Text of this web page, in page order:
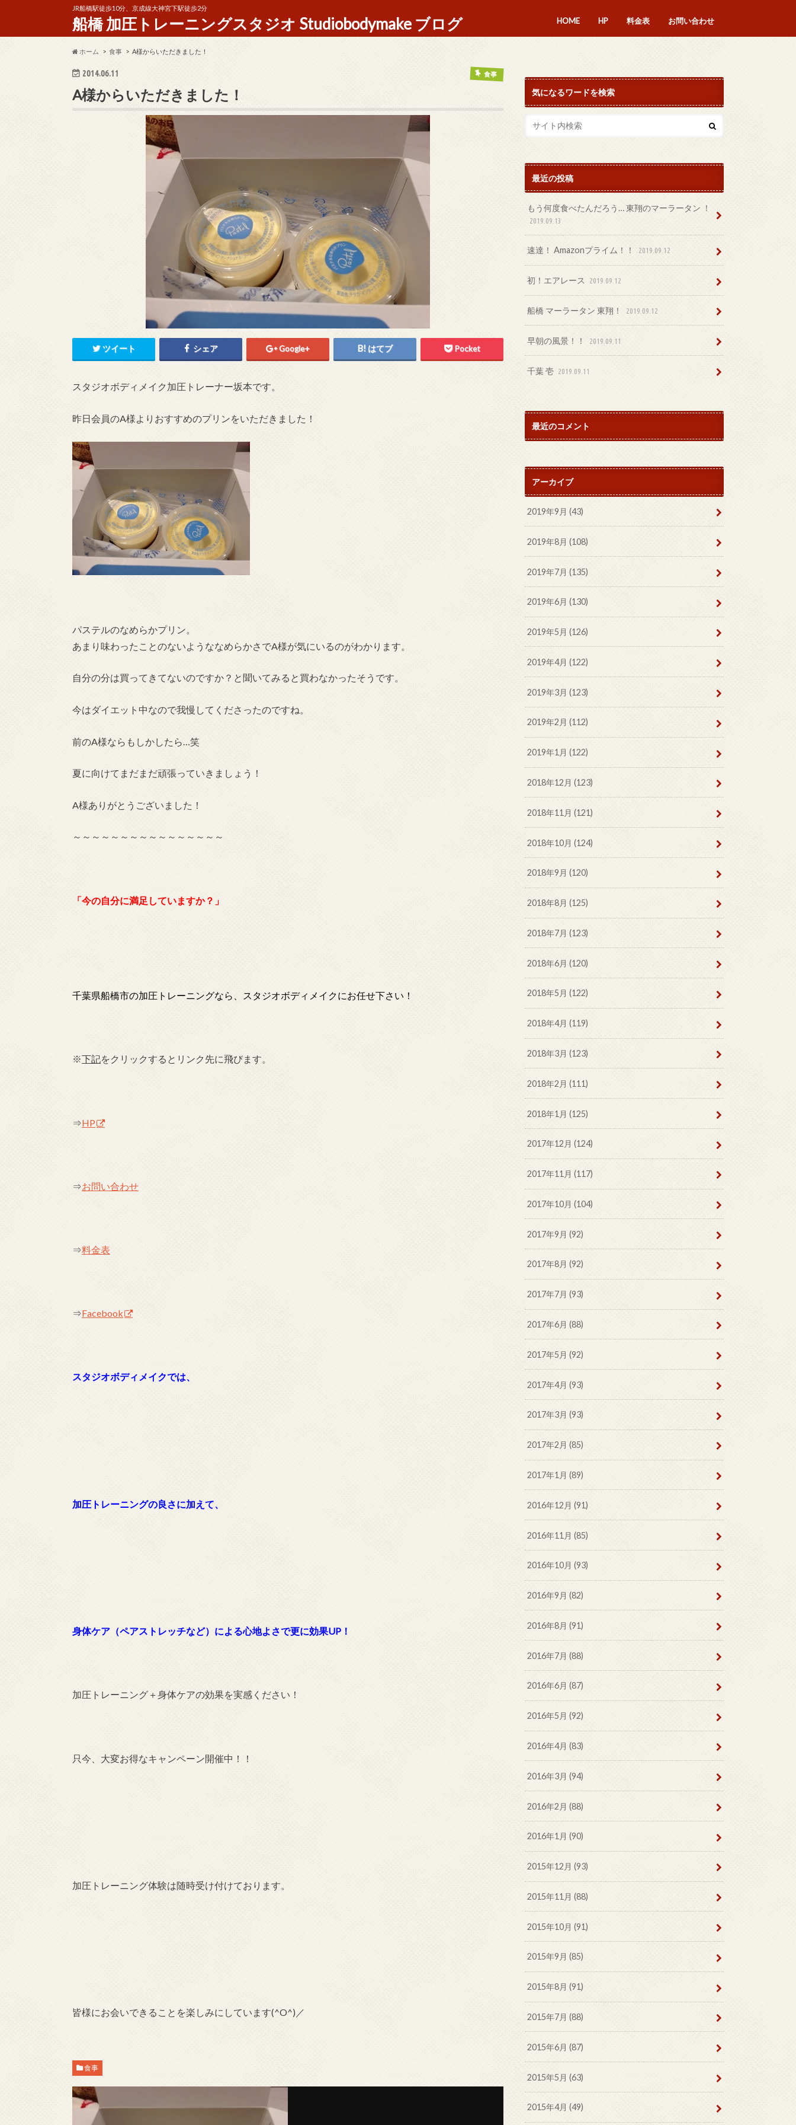
JR船橋駅徒歩10分、京成線大神宮下駅徒歩2分
船橋 加圧トレーニングスタジオ Studiobodymake ブログ HOME HP 料金表 お問い合わせ
ホーム 食事 A様からいただきました！
2014.06.11 食事
A様からいただきました！
ツイート シェア Google+ はてブ Pocket
スタジオボディメイク加圧トレーナー坂本です。
昨日会員のA様よりおすすめのプリンをいただきました！
パステルのなめらかプリン。
あまり味わったことのないようななめらかさでA様が気にいるのがわかります。
自分の分は買ってきてないのですか？と聞いてみると買わなかったそうです。
今はダイエット中なので我慢してくださったのですね。
前のA様ならもしかしたら…笑
夏に向けてまだまだ頑張っていきましょう！
A様ありがとうございました！
～～～～～～～～～～～～～～～～
「今の自分に満足していますか？」
千葉県船橋市の加圧トレーニングなら、スタジオボディメイクにお任せ下さい！
※下記をクリックするとリンク先に飛びます。
⇒HP
⇒お問い合わせ
⇒料金表
⇒Facebook
スタジオボディメイクでは、
加圧トレーニングの良さに加えて、
身体ケア（ペアストレッチなど）による心地よさで更に効果UP！
加圧トレーニング＋身体ケアの効果を実感ください！
只今、大変お得なキャンペーン開催中！！
加圧トレーニング体験は随時受け付けております。
皆様にお会いできることを楽しみにしています(^O^)／
食事
気になるワードを検索
最近の投稿
もう何度食べたんだろう… 東翔のマーラータン ！
2019.09.13
速達！ Amazonプライム！！ 2019.09.12
初！エアレース 2019.09.12
船橋 マーラータン 東翔！ 2019.09.12
早朝の風景！！ 2019.09.11
千葉 壱 2019.09.11
最近のコメント
アーカイブ
2019年9月 (43)
2019年8月 (108)
2019年7月 (135)
2019年6月 (130)
2019年5月 (126)
2019年4月 (122)
2019年3月 (123)
2019年2月 (112)
2019年1月 (122)
2018年12月 (123)
2018年11月 (121)
2018年10月 (124)
2018年9月 (120)
2018年8月 (125)
2018年7月 (123)
2018年6月 (120)
2018年5月 (122)
2018年4月 (119)
2018年3月 (123)
2018年2月 (111)
2018年1月 (125)
2017年12月 (124)
2017年11月 (117)
2017年10月 (104)
2017年9月 (92)
2017年8月 (92)
2017年7月 (93)
2017年6月 (88)
2017年5月 (92)
2017年4月 (93)
2017年3月 (93)
2017年2月 (85)
2017年1月 (89)
2016年12月 (91)
2016年11月 (85)
2016年10月 (93)
2016年9月 (82)
2016年8月 (91)
2016年7月 (88)
2016年6月 (87)
2016年5月 (92)
2016年4月 (83)
2016年3月 (94)
2016年2月 (88)
2016年1月 (90)
2015年12月 (93)
2015年11月 (88)
2015年10月 (91)
2015年9月 (85)
2015年8月 (91)
2015年7月 (88)
2015年6月 (87)
2015年5月 (63)
2015年4月 (49)